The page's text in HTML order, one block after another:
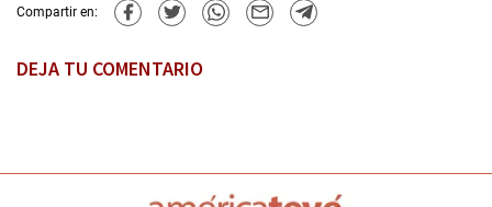
Compartir en:
DEJA TU COMENTARIO